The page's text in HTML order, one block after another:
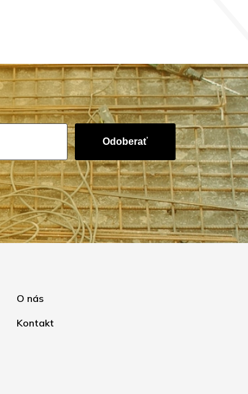
Odoberať
O nás
Kontakt